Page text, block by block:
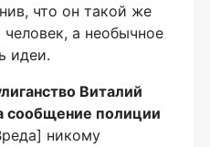
что он такой же
а необычное
идеи.
Виталий
сообщение полиции
никому